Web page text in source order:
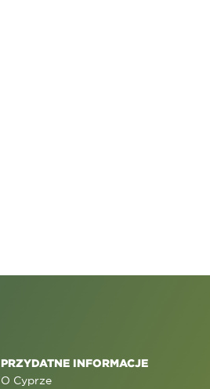
PRZYDATNE INFORMACJE
O Cyprze